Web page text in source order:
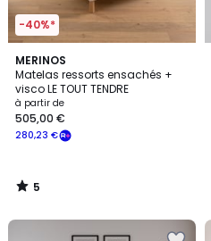
-40%*
MERINOS
Matelas ressorts ensachés +
visco LE TOUT TENDRE
à partir de
280,23 €
505,00 €
5
/
5
5
/